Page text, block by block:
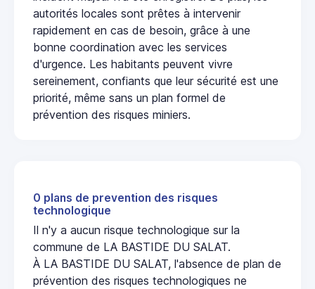
autorités locales sont prêtes à intervenir
rapidement en cas de besoin, grâce à une
bonne coordination avec les services
d'urgence. Les habitants peuvent vivre
sereinement, confiants que leur sécurité est une
priorité, même sans un plan formel de
prévention des risques miniers.
0 plans de prevention des risques
technologique
Il n'y a aucun risque technologique sur la
commune de LA BASTIDE DU SALAT.
À LA BASTIDE DU SALAT, l'absence de plan de
prévention des risques technologiques ne